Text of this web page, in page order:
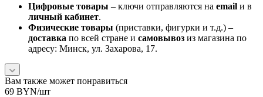
Цифровые товары – ключи отправляются на email и в
личный кабинет.
Физические товары (приставки, фигурки и т.д.) –
доставка по всей стране и самовывоз из магазина по
адресу: Минск, ул. Захарова, 17.
Вам также может понравиться
69 BYN/шт